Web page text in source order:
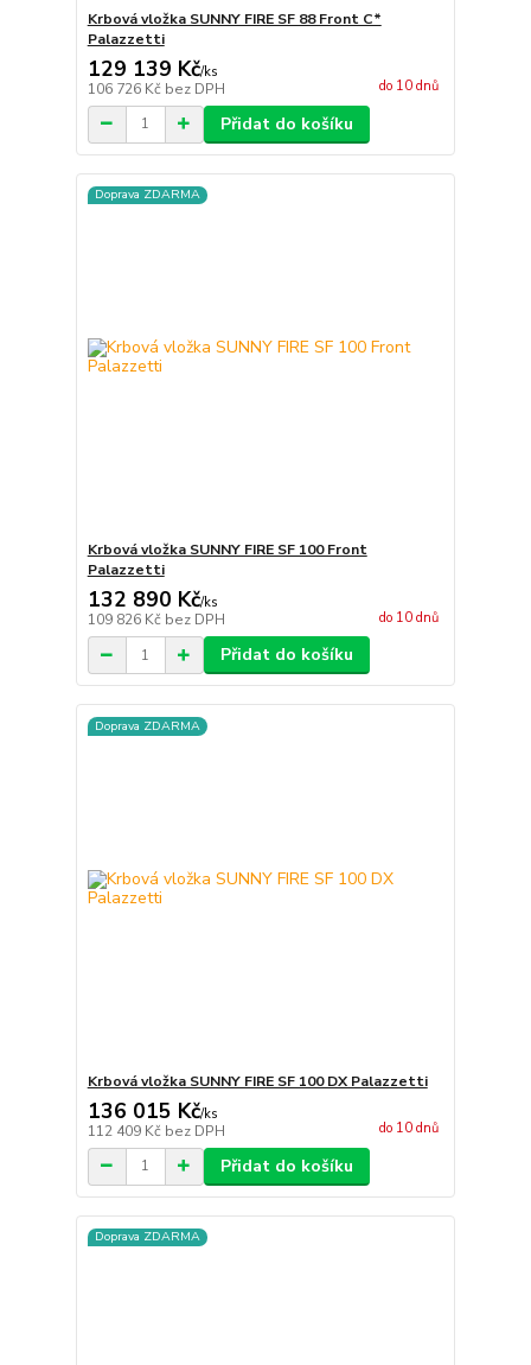
Krbová vložka SUNNY FIRE SF 88 Front C*
Palazzetti
129 139 Kč/ks
106 726 Kč bez DPH do 10 dnů
Přidat do košíku
Doprava ZDARMA
Krbová vložka SUNNY FIRE SF 100 Front
Palazzetti
132 890 Kč/ks
109 826 Kč bez DPH do 10 dnů
Přidat do košíku
Doprava ZDARMA
Krbová vložka SUNNY FIRE SF 100 DX Palazzetti
136 015 Kč/ks
112 409 Kč bez DPH do 10 dnů
Přidat do košíku
Doprava ZDARMA